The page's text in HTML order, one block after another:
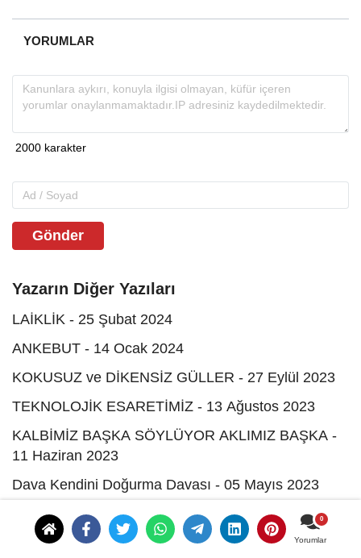
Yorumlar
YORUMLAR
Gönder
Yazarın Diğer Yazıları
LAİKLİK - 25 Şubat 2024
ANKEBUT - 14 Ocak 2024
KOKUSUZ ve DİKENSİZ GÜLLER - 27 Eylül 2023
TEKNOLOJİK ESARETİMİZ - 13 Ağustos 2023
KALBİMİZ BAŞKA SÖYLÜYOR AKLIMIZ BAŞKA -
11 Haziran 2023
Dava Kendini Doğurma Davası - 05 Mayıs 2023
TUTUNDUĞUMUZ DAL KURUMUŞ DEĞİL - 21
Mart 2023